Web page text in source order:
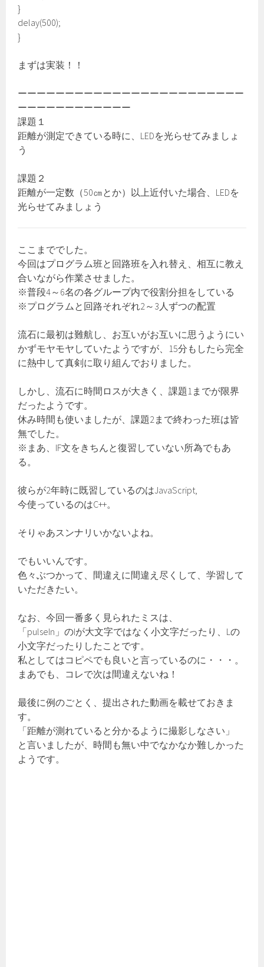
}
delay(500);
}
まずは実装！！
ーーーーーーーーーーーーーーーーーーーーーーーー
ーーーーーーーーーーーー
課題１
距離が測定できている時に、LEDを光らせてみましょ
う
課題２
距離が一定数（50㎝とか）以上近付いた場合、LEDを
光らせてみましょう
ここまででした。
今回はプログラム班と回路班を入れ替え、相互に教え
合いながら作業させました。
※普段4～6名の各グループ内で役割分担をしている
※プログラムと回路それぞれ2～3人ずつの配置
流石に最初は難航し、お互いがお互いに思うようにい
かずモヤモヤしていたようですが、15分もしたら完全
に熱中して真剣に取り組んでおりました。
しかし、流石に時間ロスが大きく、課題1までが限界
だったようです。
休み時間も使いましたが、課題2まで終わった班は皆
無でした。
※まあ、IF文をきちんと復習していない所為でもあ
る。
彼らが2年時に既習しているのはJavaScript,
今使っているのはC++。
そりゃあスンナリいかないよね。
でもいいんです。
色々ぶつかって、間違えに間違え尽くして、学習して
いただきたい。
なお、今回一番多く見られたミスは、
「pulseIn」のIが大文字ではなく小文字だったり、Lの
小文字だったりしたことです。
私としてはコピペでも良いと言っているのに・・・。
まあでも、コレで次は間違えないね！
最後に例のごとく、提出された動画を載せておきま
す。
「距離が測れていると分かるように撮影しなさい」
と言いましたが、時間も無い中でなかなか難しかった
ようです。